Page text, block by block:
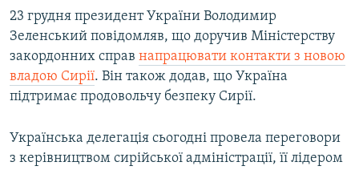
23 грудня президент України Володимир
Зеленський повідомляв, що доручив Міністерству
закордонних справ напрацювати контакти з новою
владою Сирії. Він також додав, що Україна
підтримає продовольчу безпеку Сирії.
Українська делегація сьогодні провела переговори
з керівництвом сирійської адміністрації, її лідером